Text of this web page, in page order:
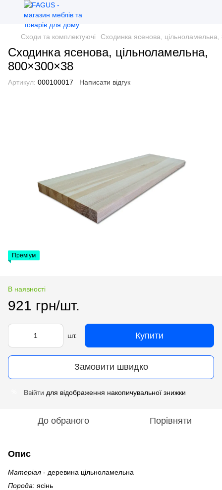
Сходи та комплектуючі Сходинка ясенова,
Сходинка ясенова, цільноламельна,
800×300×38
Артикул: 000100017 Написати відгук
Преміум
В наявності
921 грн/шт.
шт. Купити
Замовити швидко
Ввійти для відображення накопичувальної знижки
До обраного Порівняти
Опис
Матеріал - деревина цільноламельна
Порода: ясінь